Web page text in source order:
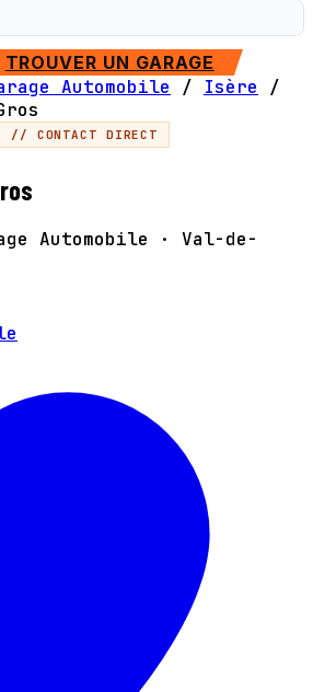
TROUVER UN GARAGE
Automobile / Isère
/
// CONTACT DIRECT
Automobile · Val-de-